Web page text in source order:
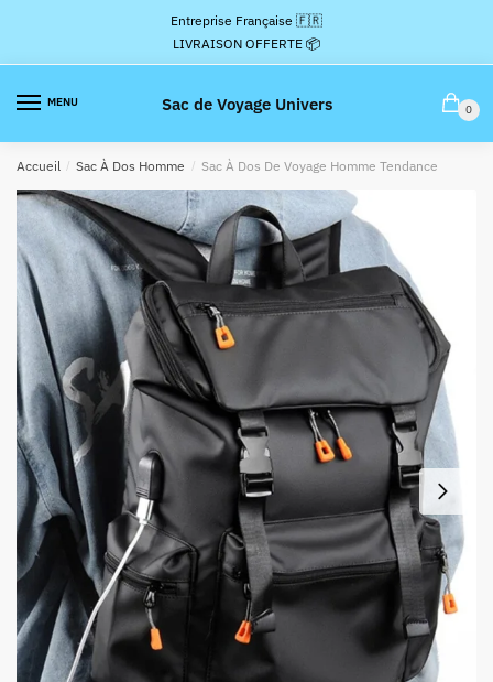
la
navigation
contenu
Entreprise Française 🇫🇷
LIVRAISON OFFERTE 📦
MENU Sac de Voyage Univers 0
Accueil / Sac À Dos Homme / Sac À Dos De Voyage Homme Tendance